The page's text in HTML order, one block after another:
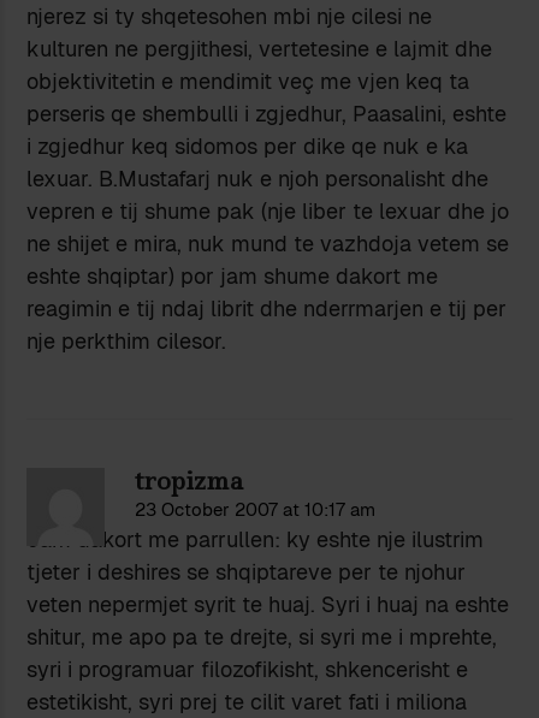
njerez si ty shqetesohen mbi nje cilesi ne
kulturen ne pergjithesi, vertetesine e lajmit dhe
objektivitetin e mendimit veç me vjen keq ta
perseris qe shembulli i zgjedhur, Paasalini, eshte
i zgjedhur keq sidomos per dike qe nuk e ka
lexuar. B.Mustafarj nuk e njoh personalisht dhe
vepren e tij shume pak (nje liber te lexuar dhe jo
ne shijet e mira, nuk mund te vazhdoja vetem se
eshte shqiptar) por jam shume dakort me
reagimin e tij ndaj librit dhe nderrmarjen e tij per
nje perkthim cilesor.
tropizma
23 October 2007 at 10:17 am
Jam dakort me parrullen: ky eshte nje ilustrim
tjeter i deshires se shqiptareve per te njohur
veten nepermjet syrit te huaj. Syri i huaj na eshte
shitur, me apo pa te drejte, si syri me i mprehte,
syri i programuar filozofikisht, shkencerisht e
estetikisht, syri prej te cilit varet fati i miliona